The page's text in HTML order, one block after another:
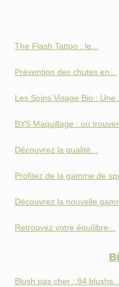
The Flash Tattoo : le...
Prévention des chutes en...
Les Soins Visage Bio :
BYS Maquillage : où
Découvrez la qualité...
Profitez de la gamme de
Découvrez la nouvelle
Retrouvez votre équilibre...
Blush pas cher : 94 blushs...